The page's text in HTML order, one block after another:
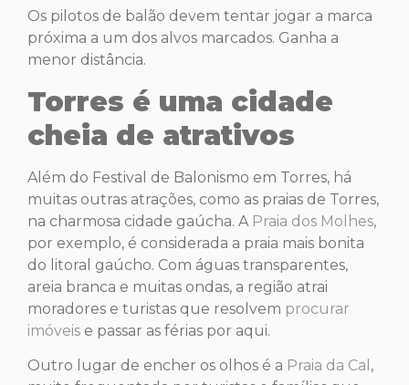
Os pilotos de balão devem tentar jogar a marca
próxima a um dos alvos marcados. Ganha a
menor distância.
Torres é uma cidade
cheia de atrativos
Além do Festival de Balonismo em Torres, há
muitas outras atrações, como as praias de Torres,
na charmosa cidade gaúcha. A Praia dos Molhes,
por exemplo, é considerada a praia mais bonita
do litoral gaúcho. Com águas transparentes,
areia branca e muitas ondas, a região atrai
moradores e turistas que resolvem procurar
imóveis e passar as férias por aqui.
Outro lugar de encher os olhos é a Praia da Cal ,